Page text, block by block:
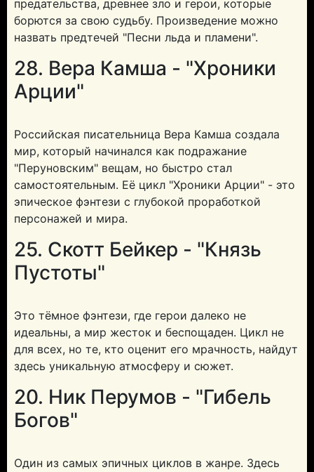
предательства, древнее зло и герои, которые
борются за свою судьбу. Произведение можно
назвать предтечей "Песни льда и пламени".
28. Вера Камша - "Хроники
Арции"
Российская писательница Вера Камша создала
мир, который начинался как подражание
"Перуновским" вещам, но быстро стал
самостоятельным. Её цикл "Хроники Арции" - это
эпическое фэнтези с глубокой проработкой
персонажей и мира.
25. Скотт Бейкер - "Князь
Пустоты"
Это тёмное фэнтези, где герои далеко не
идеальны, а мир жесток и беспощаден. Цикл не
для всех, но те, кто оценит его мрачность, найдут
здесь уникальную атмосферу и сюжет.
20. Ник Перумов - "Гибель
Богов"
Один из самых эпичных циклов в жанре. Здесь